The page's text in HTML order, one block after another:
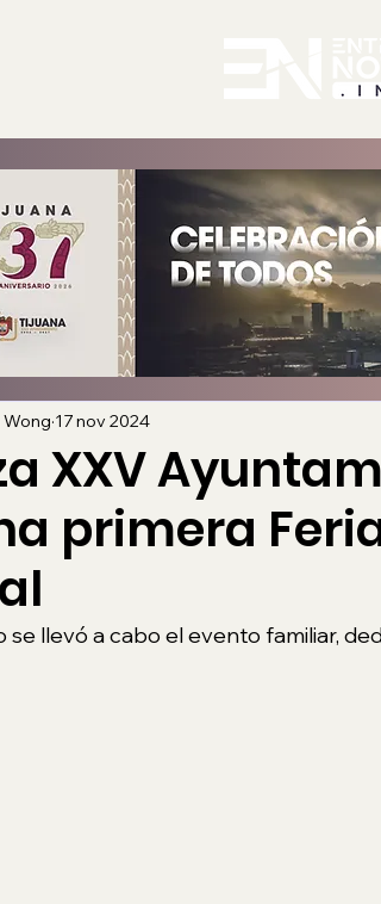
XXV
primera
Wong 17 nov 2024
se llevó a cabo el evento familiar,